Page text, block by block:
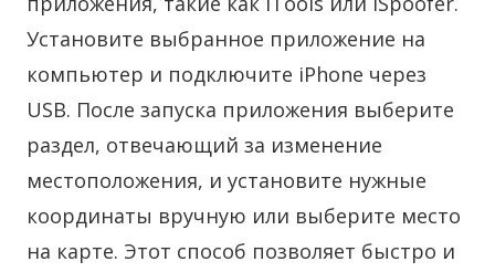
Установите выбранное приложение на
компьютер и подключите iPhone через
USB. После запуска приложения выберите
раздел, отвечающий за изменение
местоположения, и установите нужные
координаты вручную или выберите место
на карте. Этот способ позволяет быстро и